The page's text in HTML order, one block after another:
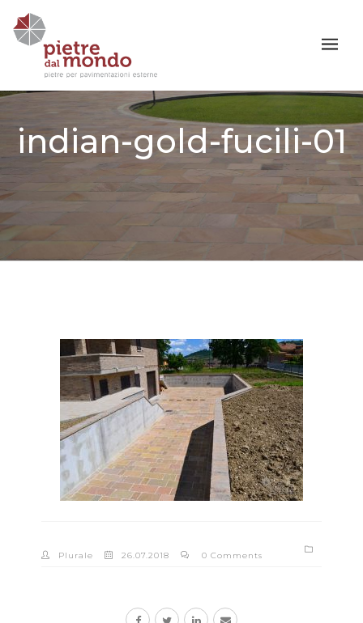
indian-gold-fucili-01
Plurale 26.07.2018 0 Comments